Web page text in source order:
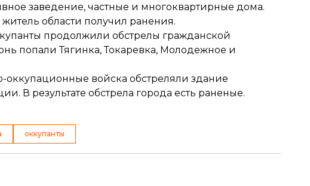
заведение, частные и многоквартирные дома.
области получил ранения.
продолжили обстрелы гражданской
попали Тягинка, Токаревка, Молодежное и
оккупационные войска обстреляли здание
В результате обстрела города есть раненые.
оккупанты